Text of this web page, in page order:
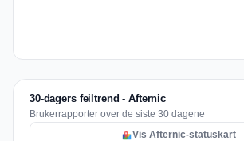
30-dagers feiltrend - Afternic
Brukerrapporter over de siste 30 dagene
Vis Afternic-statuskart